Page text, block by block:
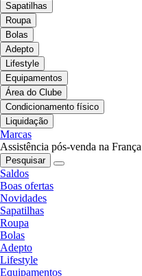
Sapatilhas
Roupa
Bolas
Adepto
Lifestyle
Equipamentos
Área do Clube
Condicionamento físico
Liquidação
Marcas
Assistência pós-venda na França
Pesquisar
Saldos
Boas ofertas
Novidades
Sapatilhas
Roupa
Bolas
Adepto
Lifestyle
Equipamentos